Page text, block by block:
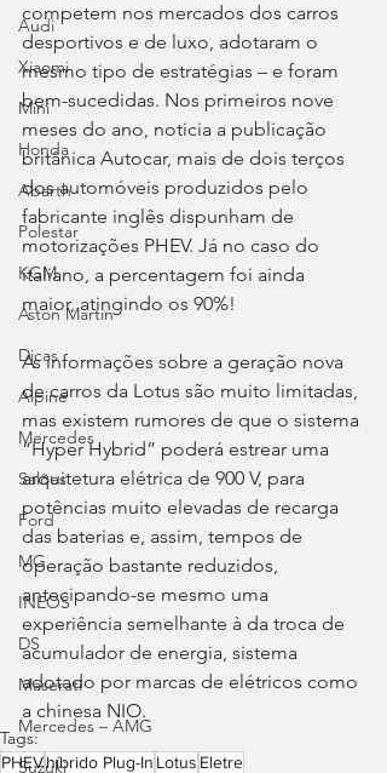
Audi
Xiaomi
Mini
Honda
Abarth
Polestar
KGM
Aston Martin
Dicas
Alpine
Mercedes
Salões
Ford
MG
INEOS
DS
Maserati
Mercedes – AMG
Suzuki
competem nos mercados dos carros
desportivos e de luxo, adotaram o
mesmo tipo de estratégias – e foram
bem-sucedidas. Nos primeiros nove
meses do ano, noticia a publicação
britânica Autocar, mais de dois terços
dos automóveis produzidos pelo
fabricante inglês dispunham de
motorizações PHEV. Já no caso do
italiano, a percentagem foi ainda
maior, atingindo os 90%!
As informações sobre a geração nova
de carros da Lotus são muito limitadas,
mas existem rumores de que o sistema
“Hyper Hybrid” poderá estrear uma
arquitetura elétrica de 900 V, para
potências muito elevadas de recarga
das baterias e, assim, tempos de
operação bastante reduzidos,
antecipando-se mesmo uma
experiência semelhante à da troca de
acumulador de energia, sistema
adotado por marcas de elétricos como
a chinesa NIO.
Tags:
PHEVhíbrido Plug-In Lotus Eletre